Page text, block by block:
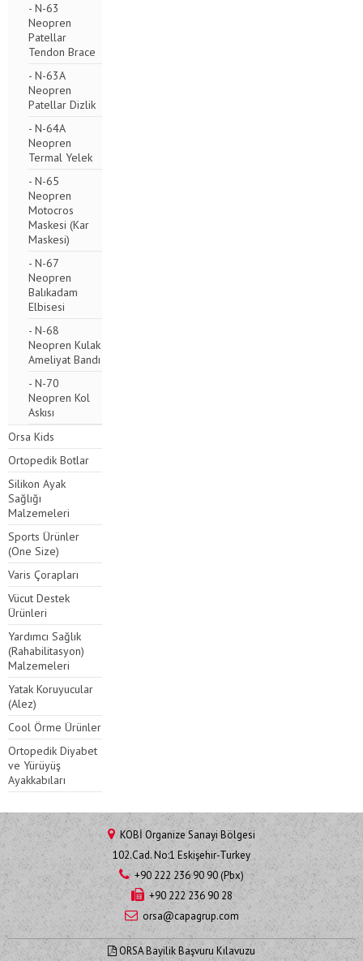
- N-63
Neopren
Patellar
Tendon Brace
- N-63A
Neopren
Patellar Dizlik
- N-64A
Neopren
Termal Yelek
- N-65
Neopren
Motocros
Maskesi (Kar
Maskesi)
- N-67
Neopren
Balıkadam
Elbisesi
- N-68
Neopren Kulak
Ameliyat Bandı
- N-70
Neopren Kol
Askısı
Orsa Kids
Ortopedik Botlar
Silikon Ayak
Sağlığı
Malzemeleri
Sports Ürünler
(One Size)
Varis Çorapları
Vücut Destek
Ürünleri
Yardımcı Sağlık
(Rahabilitasyon)
Malzemeleri
Yatak Koruyucular
(Alez)
Cool Örme Ürünler
Ortopedik Diyabet
ve Yürüyüş
Ayakkabıları
KOBİ Organize Sanayi Bölgesi
102.Cad. No:1 Eskişehir-Turkey
+90 222 236 90 90 (Pbx)
+90 222 236 90 28
orsa@capagrup.com
ORSA Bayilik Başvuru Kılavuzu